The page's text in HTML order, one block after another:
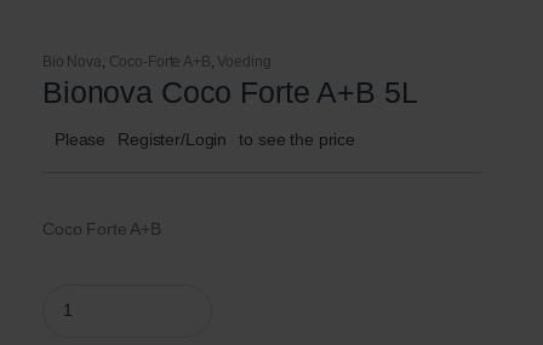
Bio Nova Coco-Forte A+B ,Voeding
Bionova Coco Forte A+B 5L
Please Register/Login to see the price
Coco Forte A+B